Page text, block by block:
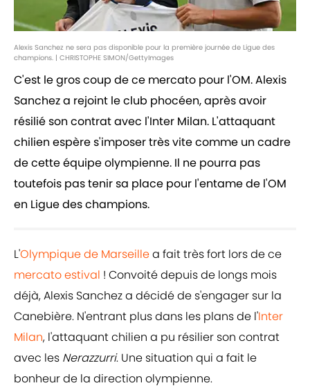
Alexis Sanchez ne sera pas disponible pour la première journée de Ligue des
champions. | CHRISTOPHE SIMON/GettyImages
C'est le gros coup de ce mercato pour l'OM. Alexis
Sanchez a rejoint le club phocéen, après avoir
résilié son contrat avec l'Inter Milan. L'attaquant
chilien espère s'imposer très vite comme un cadre
de cette équipe olympienne. Il ne pourra pas
toutefois pas tenir sa place pour l'entame de l'OM
en Ligue des champions.
L'Olympique de Marseillea fait très fort lors de ce
mercato estival ! Convoité depuis de longs mois
déjà, Alexis Sanchez a décidé de s'engager sur la
Canebière. N'entrant plus dans les plans de l'Inter
Milan, l'attaquant chilien a pu résilier son contrat
avec les Nerazzurri. Une situation qui a fait le
bonheur de la direction olympienne.